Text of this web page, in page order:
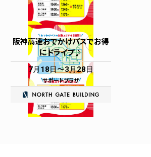
阪神高速おでかけパスでお得
にドライブ♪
7月18日 3月28日
サポートプラザ